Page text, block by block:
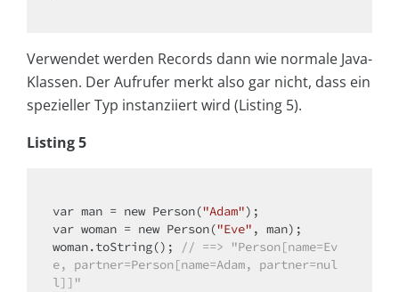
Verwendet werden Records dann wie normale Java-
Klassen. Der Aufrufer merkt also gar nicht, dass ein
spezieller Typ instanziiert wird (Listing 5).
Listing 5
var man = new Person("Adam"
var woman = new Person("Eve" , man);
woman.toString();
// ==> "Person[name=Ev
e, partner=Person[name=Adam, partner=nul
l]]"